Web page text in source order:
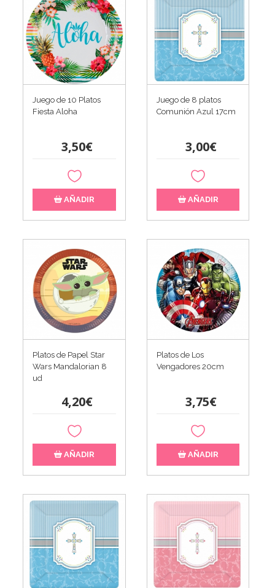
Juego de 10 Platos
Fiesta Aloha
3,50€
AÑADIR
Juego de 8 platos
Comunión Azul 17cm
3,00€
AÑADIR
Platos de Papel Star
Wars Mandalorian 8
ud
4,20€
AÑADIR
Platos de Los
Vengadores 20cm
3,75€
AÑADIR